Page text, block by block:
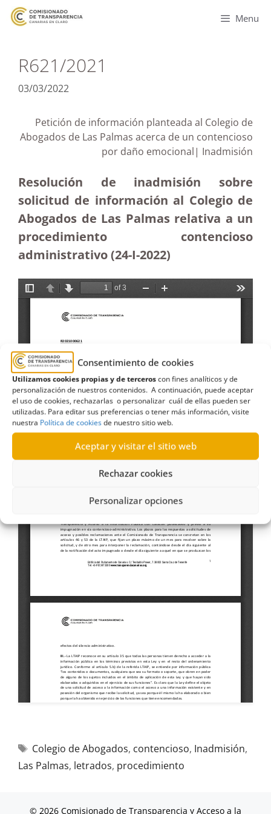
Consentimiento de cookies
Utilizamos cookies propias y de terceroscon fines analíticos y de
personalización de nuestros contenidos. A continuación, puede aceptar
el uso de cookies, rechazarlas o personalizar cuál de ellas pueden ser
utilizadas. Para editar sus preferencias o tener más información, visite
nuestra Política de cookiesde nuestro sitio web.
Aceptar y visitar el sitio web
Rechazar cookies
Personalizar opciones
Menu
R621/2021
03/03/2022
Petición de información planteada al Colegio de
Abogados de Las Palmas acerca de un contencioso
por daño emocional| Inadmisión
Resolución de inadmisión sobre
solicitud de información al Colegio de
Abogados de Las Palmas relativa a un
procedimiento contencioso
administrativo (24-I-2022)
Colegio de Abogados, contencioso, Inadmisión,
Las Palmas, letrados, procedimiento
© 2026 Comisionado de Transparencia y Acceso a la